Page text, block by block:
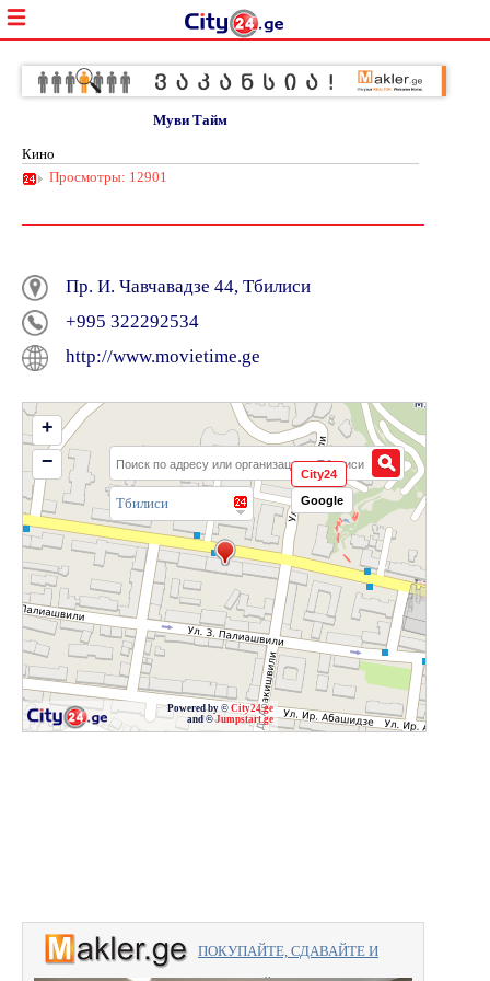
Муви Тайм
Кино
Просмотры: 12901
Пр. И. Чавчавадзе 44, Тбилиси
+995 322292534
http://www.movietime.ge
Тбилиси
Powered by © City24.ge
and ©Jumpstart.ge
+
−
City24
Google
ПОКУПАЙТЕ, СДАВАЙТЕ И